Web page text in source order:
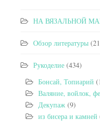
НА ВЯЗАЛЬНОЙ
Обзор литературы
Рукоделие (434)
Бонсай, Топиарий
Валяние, войлок,
Декупаж (9)
из бисера и камней